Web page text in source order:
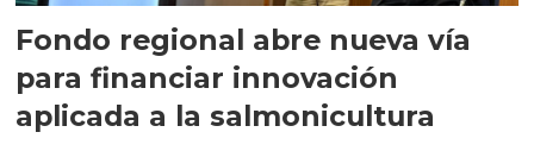
Fondo regional abre nueva vía
para financiar innovación
aplicada a la salmonicultura